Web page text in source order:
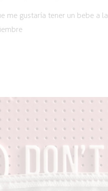
me gustaría tener un bebe a